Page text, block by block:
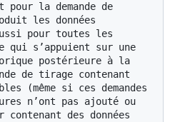
pour la demande de
les données
pour toutes les
qui s’appuient sur une
postérieure à la
de tirage contenant
(même si ces demandes
n’ont pas ajouté ou
des données